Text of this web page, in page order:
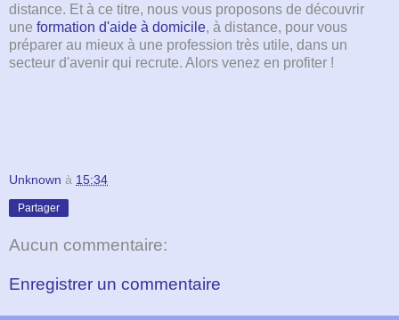
distance. Et à ce titre, nous vous proposons de découvrir
une formation d'aide à domicile, à distance, pour vous
préparer au mieux à une profession très utile, dans un
secteur d'avenir qui recrute. Alors venez en profiter !
Unknown à 15:34
Partager
Aucun commentaire:
Enregistrer un commentaire